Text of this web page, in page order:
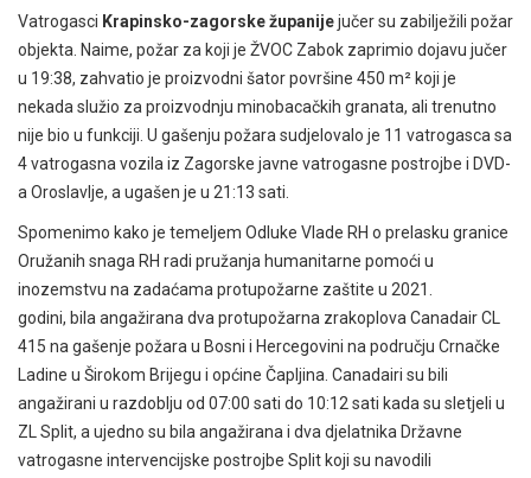
Vatrogasci Krapinsko-zagorske županijejučer su zabilježili požar
objekta. Naime, požar za koji je ŽVOC Zabok zaprimio dojavu jučer
u 19:38, zahvatio je proizvodni šator površine 450 m² koji je
nekada služio za proizvodnju minobacačkih granata, ali trenutno
nije bio u funkciji. U gašenju požara sudjelovalo je 11 vatrogasca sa
4 vatrogasna vozila iz Zagorske javne vatrogasne postrojbe i DVD-
a Oroslavlje, a ugašen je u 21:13 sati.
Spomenimo kako je temeljem Odluke Vlade RH o prelasku granice
Oružanih snaga RH radi pružanja humanitarne pomoći u
inozemstvu na zadaćama protupožarne zaštite u 2021.
godini, bila angažirana dva protupožarna zrakoplova Canadair CL
415 na gašenje požara u Bosni i Hercegovini na području Crnačke
Ladine u Širokom Brijegu i općine Čapljina. Canadairi su bili
angažirani u razdoblju od 07:00 sati do 10:12 sati kada su sletjeli u
ZL Split, a ujedno su bila angažirana i dva djelatnika Državne
vatrogasne intervencijske postrojbe Split koji su navodili